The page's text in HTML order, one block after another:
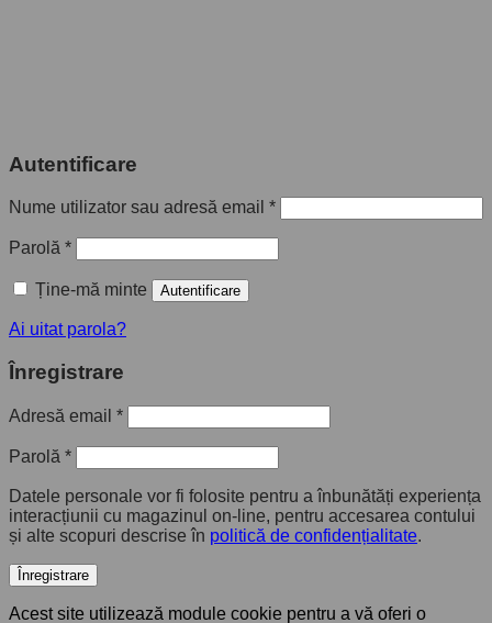
Autentificare
Nume utilizator sau adresă email *
Parolă *
Ține-mă minte Autentificare
Ai uitat parola?
Înregistrare
Adresă email *
Parolă *
Datele personale vor fi folosite pentru a înbunătăți experiența
interacțiunii cu magazinul on-line, pentru accesarea contului
și alte scopuri descrise în politică de confidențialitate.
Înregistrare
Acest site utilizează module cookie pentru a vă oferi o